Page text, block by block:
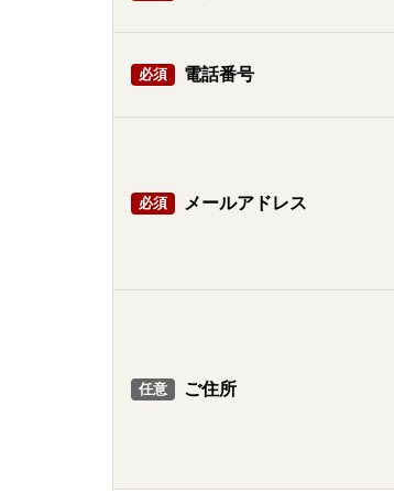
必須 電話番号
必須 メールアドレス
任意 ご住所